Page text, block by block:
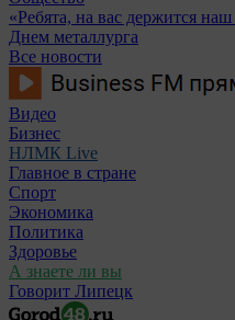
«Ребята, на вас держится
Днем металлурга
Все новости
Видео
Бизнес
НЛМК Live
Главное в стране
Спорт
Экономика
Политика
Здоровье
А знаете ли вы
Говорит Липецк